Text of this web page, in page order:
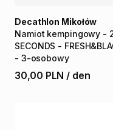
Namiot kempingowy -
SECONDS -
- 3-osobowy
Decathlon Mikołów
30,00 PLN / den